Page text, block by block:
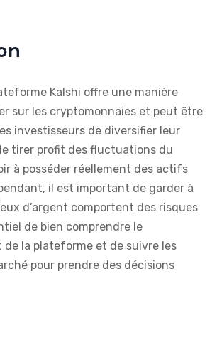
Kalshi offre une manière
sur les cryptomonnaies et peut être
investisseurs de diversifier leur
tirer profit des fluctuations du
à posséder réellement des actifs
il est important de garder à
d’argent comportent des risques
de bien comprendre le
la plateforme et de suivre les
pour prendre des décisions